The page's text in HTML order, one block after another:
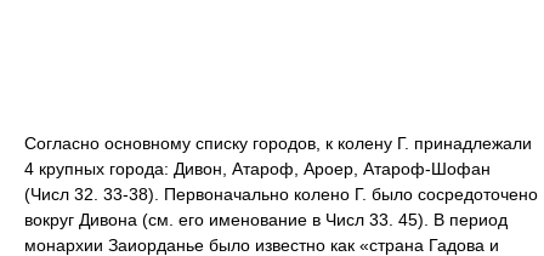
Согласно основному списку городов, к колену Г. принадлежали
4 крупных города: Дивон, Атароф, Ароер, Атароф-Шофан
(Числ 32. 33-38). Первоначально колено Г. было сосредоточено
вокруг Дивона (см. его именование в Числ 33. 45). В период
монархии Заиорданье было известно как «страна Гадова и